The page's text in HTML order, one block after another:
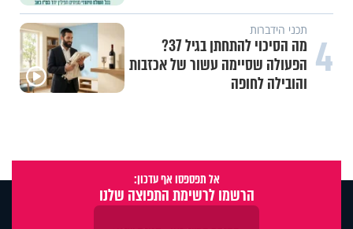
4 תכני הידברות
מה הסיכוי להתחתן בגיל 37?
הפעולה שסיימה עשור של אכזבות
והובילה לחופה
אל תפספסו אף עדכון:
הרשמו לרשימת התפוצה שלנו